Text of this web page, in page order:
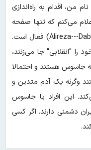
من، اقدام به راه‌اندازی
می‌کنم که تنها صفحه
من در شبکه اجتماعی ایکس با آدرس (Alireza---Dabir) فعال است.
"انقلابی" جا می‌زنند،
جاسوس هستند و احتمالا
وگرنه یک آدم متدین و
این افراد یا جاسوس
دشمنی دارند. اگر کسی